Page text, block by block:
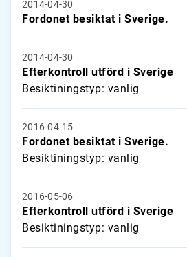
2014-04-30
Fordonet besiktat i Sverige.
2014-04-30
Efterkontroll utförd i Sverige
Besiktiningstyp: vanlig
2016-04-15
Fordonet besiktat i Sverige.
Besiktiningstyp: vanlig
2016-05-06
Efterkontroll utförd i Sverige
Besiktiningstyp: vanlig